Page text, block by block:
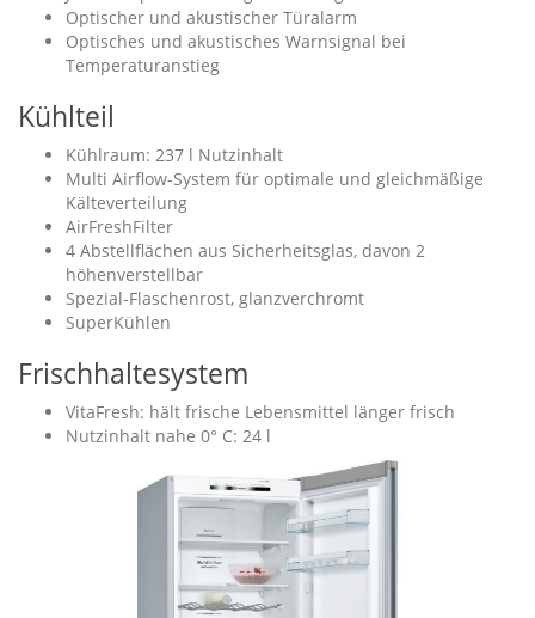
Optischer und akustischer Türalarm
Optisches und akustisches Warnsignal bei
Temperaturanstieg
Kühlteil
Kühlraum: 237 l Nutzinhalt
Multi Airflow-System für optimale und gleichmäßige
Kälteverteilung
AirFreshFilter
4 Abstellflächen aus Sicherheitsglas, davon 2
höhenverstellbar
Spezial-Flaschenrost, glanzverchromt
SuperKühlen
Frischhaltesystem
VitaFresh: hält frische Lebensmittel länger frisch
Nutzinhalt nahe 0° C: 24 l